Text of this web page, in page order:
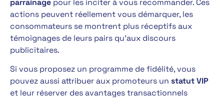
actions peuvent réellement vous démarquer, les
consommateurs se montrent plus réceptifs aux
témoignages de leurs pairs qu’aux discours
publicitaires.
Si vous proposez un programme de fidélité, vous
pouvez aussi attribuer aux promoteurs un statut VIP
et leur réserver des avantages transactionnels